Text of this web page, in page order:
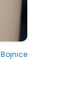
Bojnice